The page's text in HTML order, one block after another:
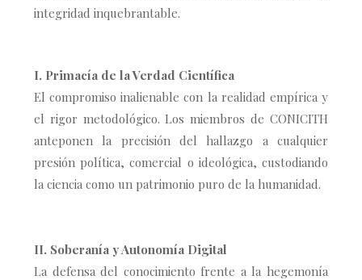
integridad inquebrantable.
I. Primacía de la Verdad Científica
El compromiso inalienable con la realidad empírica y
el rigor metodológico. Los miembros de CONICITH
anteponen la precisión del hallazgo a cualquier
presión política, comercial o ideológica, custodiando
la ciencia como un patrimonio puro de la humanidad.
II. Soberanía y Autonomía Digital
La defensa del conocimiento frente a la hegemonía